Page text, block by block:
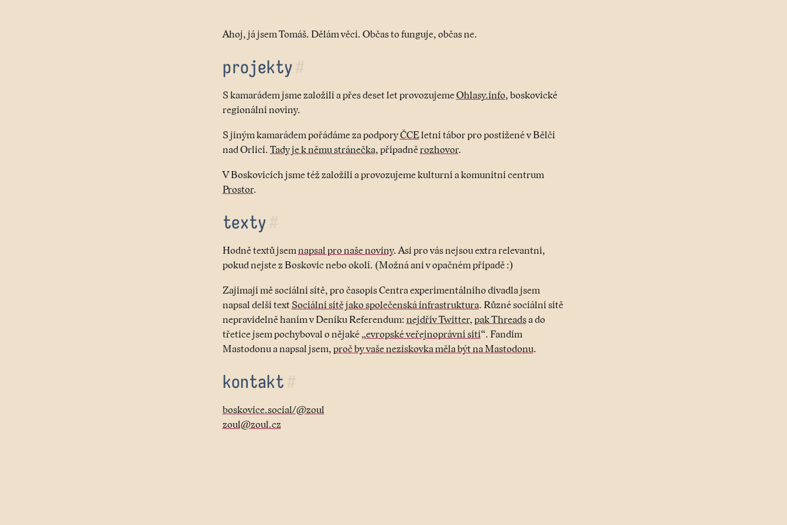
Ahoj, já jsem Tomáš. Dělám věci. Občas to funguje, občas ne.
projekty
S kamarádem jsme založili a přes deset let provozujemeOhlasy.info, boskovické
regionální noviny.
S jiným kamarádem pořádáme za podporyČCEletní tábor pro postižené v Bělči
nad Orlicí. Tady je k němu stránečka, případně rozhovor.
V Boskovicích jsme též založili a provozujeme kulturní a komunitní centrum
Prostor.
texty
Hodně textů jsem napsal pro naše noviny. Asi pro vás nejsou extra relevantní,
pokud nejste z Boskovic nebo okolí. (Možná ani v opačném případě :)
Zajímají mě sociální sítě, pro časopis Centra experimentálního divadla jsem
napsal delší text Sociální sítě jako společenská infrastruktura. Různé sociální sítě
nepravidelně haním v Deníku Referendum: nejdřív Twitter, pak Threadsa do
třetice jsem pochyboval o nějaké „evropské veřejnoprávní síti“. Fandím
Mastodonu a napsal jsem, proč by vaše neziskovka měla být na Mastodonu.
kontakt
boskovice.social/@zoul
zoul@zoul.cz